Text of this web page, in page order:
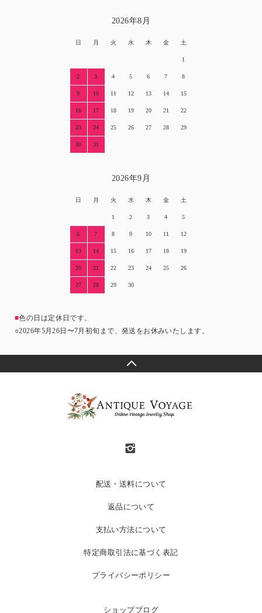
2026年8月
日 月 火 水 木 金 土
1
2 3 4 5 6 7 8
9 10 11 12 13 14 15
16 17 18 19 20 21 22
23 24 25 26 27 28 29
30 31
2026年9月
日 月 火 水 木 金 土
1 2 3 4 5
6 7 8 9 10 11 12
13 14 15 16 17 18 19
20 21 22 23 24 25 26
27 28 29 30
■色の日は定休日です。
○2026年5月26日〜7月初旬まで、発送をお休みいたします。
配送・送料について
返品について
支払い方法について
特定商取引法に基づく表記
プライバシーポリシー
ショップブログ